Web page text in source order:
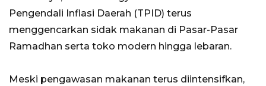
Pengendali Inflasi Daerah (TPID) terus
menggencarkan sidak makanan di Pasar-Pasar
Ramadhan serta toko modern hingga lebaran.
Meski pengawasan makanan terus diintensifkan,